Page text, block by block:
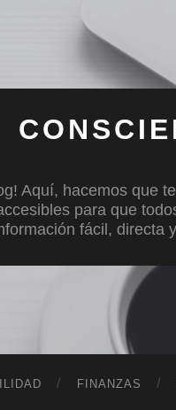
Aquí, hacemos que
para que
fácil, directa
FINANZAS